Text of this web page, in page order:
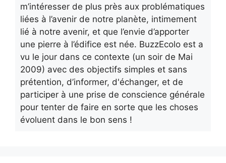
m’intéresser de plus près aux problématiques
liées à l’avenir de notre planète, intimement
lié à notre avenir, et que l’envie d’apporter
une pierre à l’édifice est née. BuzzEcolo est a
vu le jour dans ce contexte (un soir de Mai
2009) avec des objectifs simples et sans
prétention, d’informer, d'échanger, et de
participer à une prise de conscience générale
pour tenter de faire en sorte que les choses
évoluent dans le bon sens !